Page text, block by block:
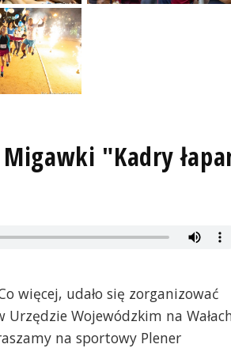
"Kadry
więcej, udało się zorganizować
Wojewódzkim na
na sportowy Plener